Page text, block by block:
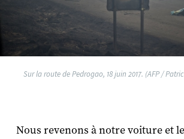
Sur la route de Pedrogao, 18 juin 2017. (AFP /
Nous revenons à notre voiture et